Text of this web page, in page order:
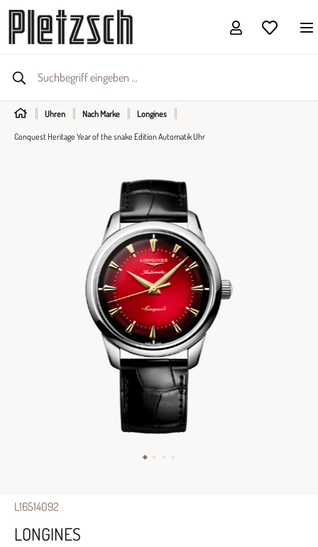
Uhren Nach Marke Longines
Conquest Heritage Year of the snake Edition Automatik Uhr
L16514092
LONGINES